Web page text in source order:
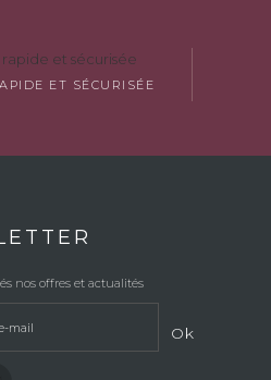
ET SÉCURISÉE
nos offres et actualités
Ok